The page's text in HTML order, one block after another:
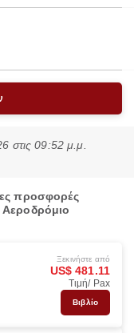
στις 09:52 μ.μ.
προσφορές
Ξεκινήστε από
US$ 481.11
Τιμή/ Pax
Βιβλίο